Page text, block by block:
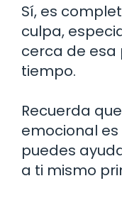
Sí, es
culpa,
cerca de
tiempo.
Recuerda
emocional
puedes
a ti mismo